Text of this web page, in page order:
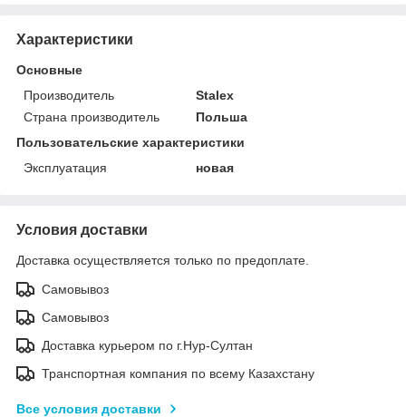
Характеристики
Основные
Производитель
Stalex
Страна производитель
Польша
Пользовательские характеристики
Эксплуатация
новая
Условия доставки
Доставка осуществляется только по предоплате.
Самовывоз
Самовывоз
Доставка курьером по г.Нур-Султан
Транспортная компания по всему Казахстану
Все условия доставки